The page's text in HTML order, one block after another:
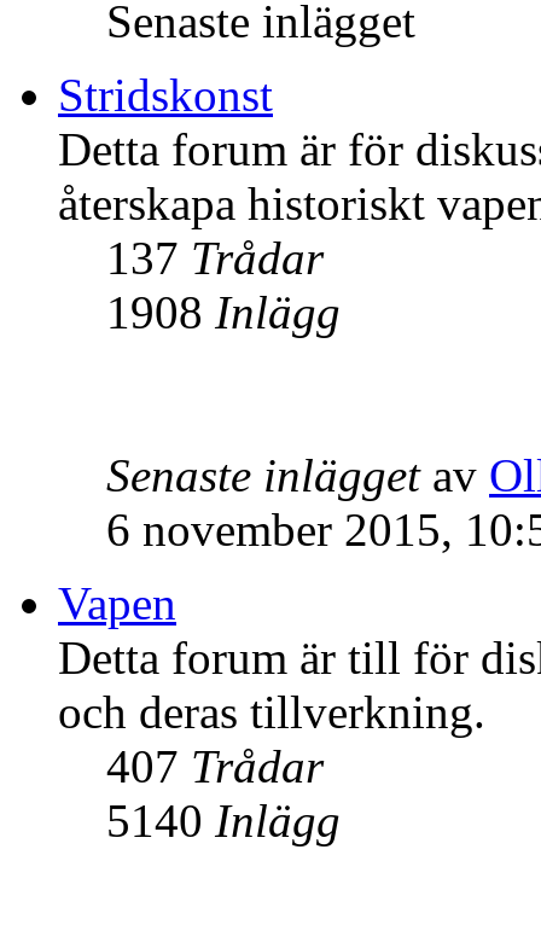
Senaste inlägget
Stridskonst
Detta forum är för
återskapa historiskt
137 Trådar
1908 Inlägg
Senaste inläggetav
6 november 2015,
Vapen
Detta forum är till för
och deras tillverkning.
407 Trådar
5140 Inlägg